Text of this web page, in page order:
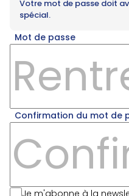
Votre mot de passe doit
spécial.
Mot de passe
Confirmation du mot de
Je m'abonne à la